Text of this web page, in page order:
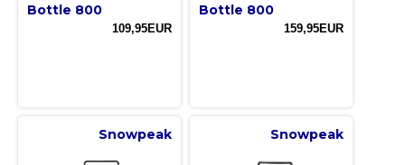
Bottle 800
109,95EUR
Bottle 800
159,95EUR
Snowpeak Snowpeak